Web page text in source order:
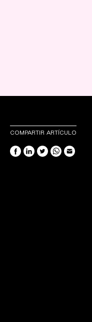
COMPARTIR ARTÍCULO